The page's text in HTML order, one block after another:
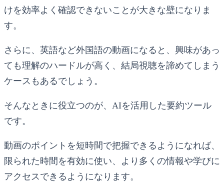
けを効率よく確認できないことが大きな壁になりま
す。
さらに、英語など外国語の動画になると、興味があっ
ても理解のハードルが高く、結局視聴を諦めてしまう
ケースもあるでしょう。
そんなときに役立つのが、AIを活用した要約ツール
です。
動画のポイントを短時間で把握できるようになれば、
限られた時間を有効に使い、より多くの情報や学びに
アクセスできるようになります。